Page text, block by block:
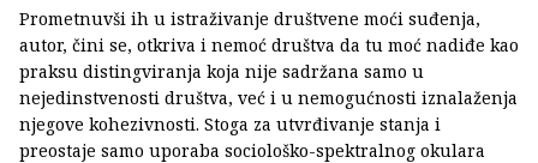
Prometnuvši ih u istraživanje društvene moći suđenja,
autor, čini se, otkriva i nemoć društva da tu moć nadiđe kao
praksu distingviranja koja nije sadržana samo u
nejedinstvenosti društva, već i u nemogućnosti iznalaženja
njegove kohezivnosti. Stoga za utvrđivanje stanja i
preostaje samo uporaba sociološko-spektralnog okulara